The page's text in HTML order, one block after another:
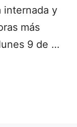
internada y
más
9 de …